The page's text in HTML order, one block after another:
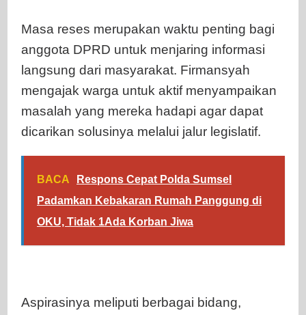
Masa reses merupakan waktu penting bagi
anggota DPRD untuk menjaring informasi
langsung dari masyarakat. Firmansyah
mengajak warga untuk aktif menyampaikan
masalah yang mereka hadapi agar dapat
dicarikan solusinya melalui jalur legislatif.
BACA
Respons Cepat Polda Sumsel
Padamkan Kebakaran Rumah Panggung di
OKU, Tidak 1Ada Korban Jiwa
Aspirasinya meliputi berbagai bidang,